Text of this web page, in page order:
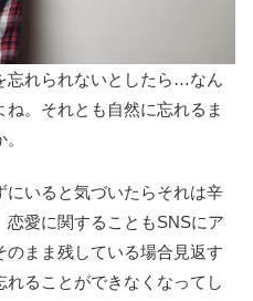
忘れられないとしたら…なん
。それとも自然に忘れるま
いると気づいたらそれは辛
愛に関することもSNSにア
のまま残している場合見返す
ることができなくなってし